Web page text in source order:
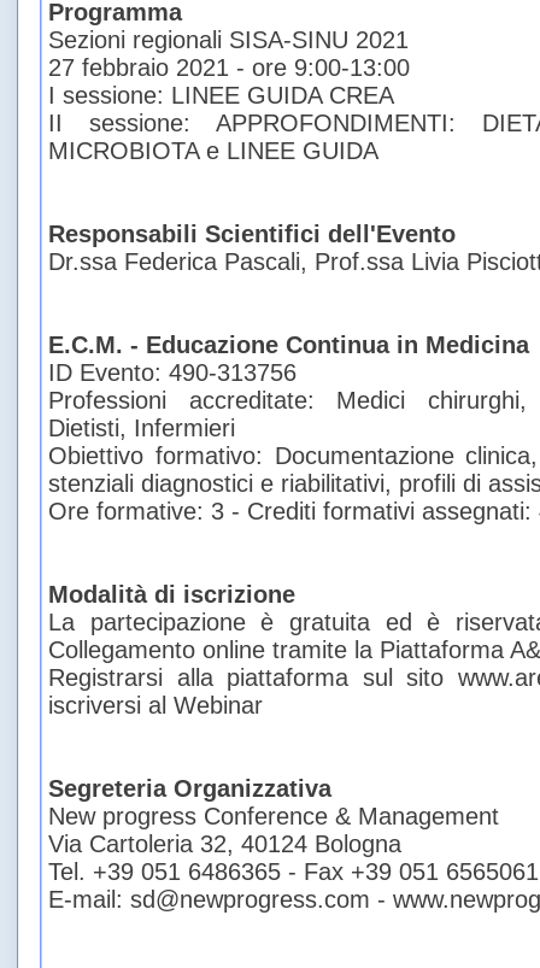
Programma
Sezioni regionali SISA-SINU 2021
27 febbraio 2021 - ore 9:00-13:00
I sessione: LINEE GUIDA CREA
II sessione: APPROFONDIMENTI:
MICROBIOTA e LINEE GUIDA
Responsabili Scientifici dell'Evento
Dr.ssa Federica Pascali, Prof.ssa Livia
E.C.M. - Educazione Continua in Medicina
ID Evento: 490-313756
Professioni accreditate: Medici
Dietisti, Infermieri
Obiettivo formativo: Documentazione
stenziali diagnostici e riabilitativi, profili di
Ore formative: 3 - Crediti formativi assegnati:
Modalità di iscrizione
La partecipazione è gratuita ed è
Collegamento online tramite la Piattaforma
Registrarsi alla piattaforma sul sito
iscriversi al Webinar
Segreteria Organizzativa
New progress Conference & Management
Via Cartoleria 32, 40124 Bologna
Tel. +39 051 6486365 - Fax +39 051 6565061
E-mail: sd@newprogress.com -